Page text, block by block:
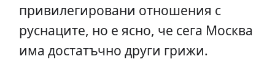
привилегировани отношения с
руснаците, но е ясно, че сега Москва
има достатъчно други грижи.